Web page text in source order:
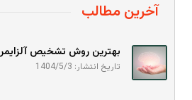
آخرین مطالب
بهترین روش تشخیص آلزایمر
تاریخ انتشار: 1404/5/3